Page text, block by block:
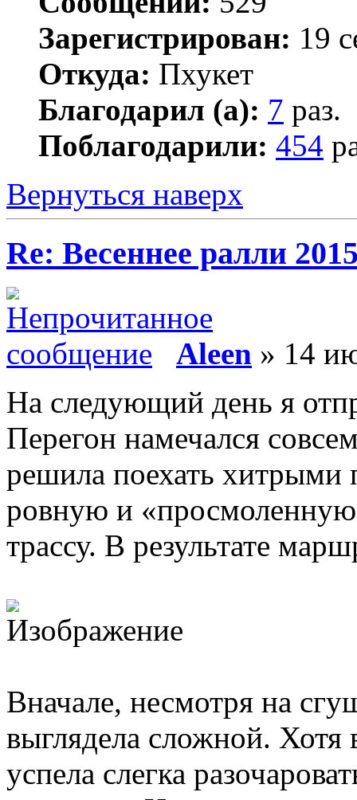
Зарегистрирован: 19
Откуда: Пхукет
Благодарил (а): 7 раз.
Поблагодарили: 454
Вернуться наверх
Re: Весеннее ралли
Aleen » 14
На следующий день я
Перегон намечался
решила поехать хитрыми
ровную и
трассу. В результате
Вначале, несмотря на
выглядела сложной. Хотя
успела слегка